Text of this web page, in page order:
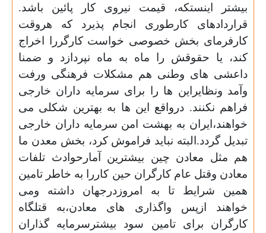
بیشتر اینستکه، قیمت نیروی کار پائین باشد.
قراردادهای کارطوری انجام پذیرد که هروقت
کارفرمای بخش خصوصی خواست کارگررا اخراج
کند، یا حقوقش را ماه به ماه نپردازد و ضمنا
داعشی های وطنی هم مشکلات فرهنگی ورفت
وآمد ونظایراین ها را برای سرمایه داران خارجی
فراهم نکنند. درواقع این ها به بهترین شکلی می
خواهند،ایران به بهشت امن سرمایه داران خارجی
تبدیل گردد.البته نباید فراموش کرد، بخش معدن ما
هم مثل معادن چین بیشترین آمارحوادث تلفات
معادن وقتل عام کارگران حین کاررا به خاطر تامین
همین شرایط تا به امروزدرجهان داشته ومی
خواهند ازپس واگذاری های معادن،به قتلگاه
کارگران برای تامین سود بیشترسرمایه گذاران